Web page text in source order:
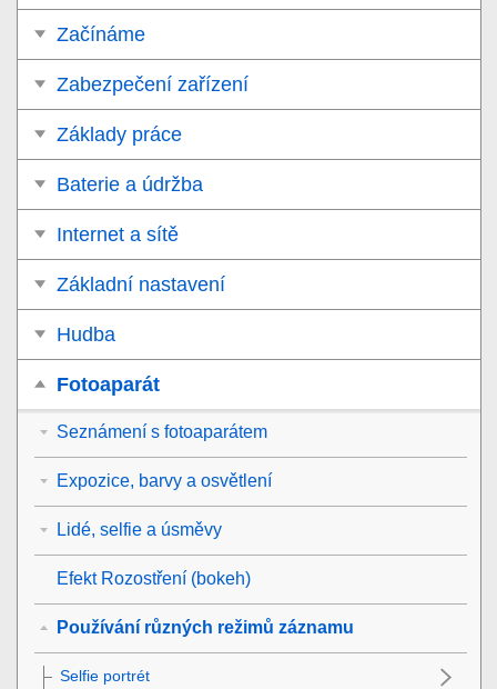
Začínáme
Zabezpečení zařízení
Základy práce
Baterie a údržba
Internet a sítě
Základní nastavení
Hudba
Fotoaparát
Seznámení s fotoaparátem
Expozice, barvy a osvětlení
Lidé, selfie a úsměvy
Efekt Rozostření (bokeh)
Používání různých režimů záznamu
Selfie portrét